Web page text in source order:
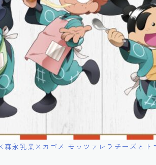
森永乳業×カゴメ モッツァレラチーズとト